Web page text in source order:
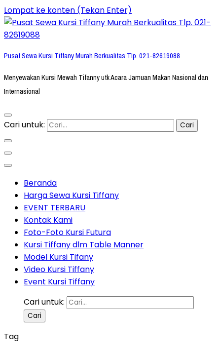
Lompat ke konten (Tekan Enter)
Pusat Sewa Kursi Tiffany Murah Berkualitas Tlp. 021-82619088
Menyewakan Kursi Mewah Tifanny utk Acara Jamuan Makan Nasional dan
Internasional
Cari untuk:
Beranda
Harga Sewa Kursi Tiffany
EVENT TERBARU
Kontak Kami
Foto-Foto Kursi Futura
Kursi Tiffany dlm Table Manner
Model Kursi Tifany
Video Kursi Tiffany
Event Kursi Tiffany
Cari untuk:
Tag